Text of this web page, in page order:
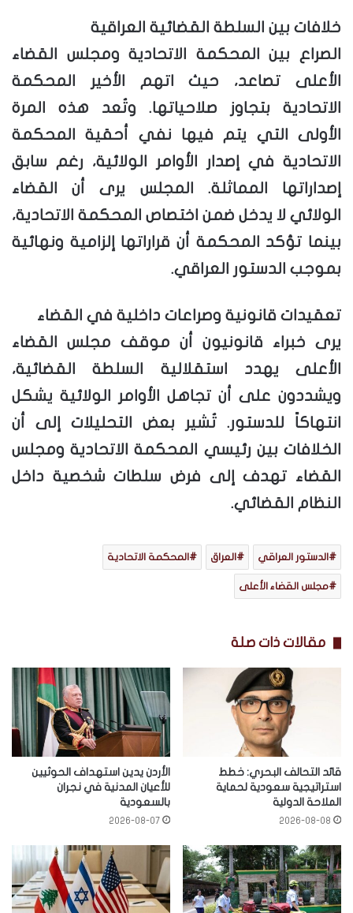
خلافات بين السلطة القضائية العراقية
الصراع بين المحكمة الاتحادية ومجلس القضاء
الأعلى تصاعد، حيث اتهم الأخير المحكمة
الاتحادية بتجاوز صلاحياتها. وتُعد هذه المرة
الأولى التي يتم فيها نفي أحقية المحكمة
الاتحادية في إصدار الأوامر الولائية، رغم سابق
إصداراتها المماثلة. المجلس يرى أن القضاء
الولائي لا يدخل ضمن اختصاص المحكمة الاتحادية،
بينما تؤكد المحكمة أن قراراتها إلزامية ونهائية
بموجب الدستور العراقي.
تعقيدات قانونية وصراعات داخلية في القضاء
يرى خبراء قانونيون أن موقف مجلس القضاء
الأعلى يهدد استقلالية السلطة القضائية،
ويشددون على أن تجاهل الأوامر الولائية يشكل
انتهاكاً للدستور. تُشير بعض التحليلات إلى أن
الخلافات بين رئيسي المحكمة الاتحادية ومجلس
القضاء تهدف إلى فرض سلطات شخصية داخل
النظام القضائي.
الدستور العراقي العراق المحكمة الاتحادية
مجلس القضاء الأعلى
مقالات ذات صلة
قائد التحالف البحري: خطط
استراتيجية سعودية لحماية
الملاحة الدولية
2026-08-08
الأردن يدين استهداف الحوثيين
للأعيان المدنية في نجران
بالسعودية
2026-08-07